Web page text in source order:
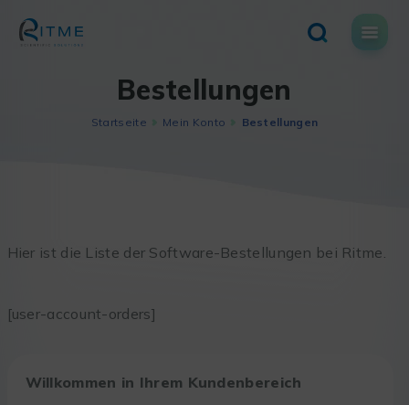
content
Bestellungen
Startseite Mein Konto Bestellungen
Hier ist die Liste der Software-Bestellungen bei Ritme.
[user-account-orders]
Willkommen in Ihrem Kundenbereich